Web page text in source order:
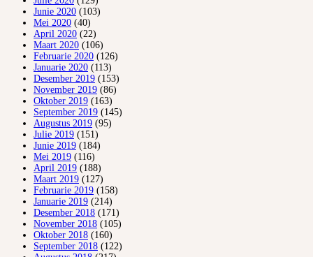
Junie 2020 (103)
Mei 2020 (40)
April 2020 (22)
Maart 2020 (106)
Februarie 2020 (126)
Januarie 2020 (113)
Desember 2019 (153)
November 2019 (86)
Oktober 2019 (163)
September 2019 (145)
Augustus 2019 (95)
Julie 2019 (151)
Junie 2019 (184)
Mei 2019 (116)
April 2019 (188)
Maart 2019 (127)
Februarie 2019 (158)
Januarie 2019 (214)
Desember 2018 (171)
November 2018 (105)
Oktober 2018 (160)
September 2018 (122)